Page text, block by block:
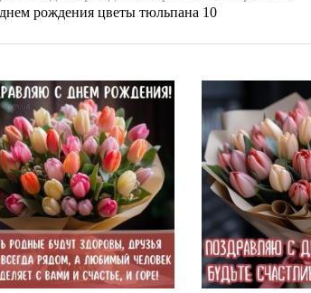
рождения цветы тюльпана 10